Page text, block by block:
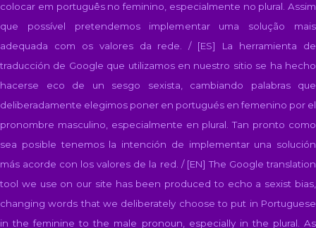
colocar em português no feminino, especialmente no plural. Assim
que possível pretendemos implementar uma solução mais
adequada com os valores da rede. / [ES]
La herramienta de
traducción de Google que utilizamos en nuestro sitio se ha hecho
hacerse eco de un sesgo sexista, cambiando palabras que
deliberadamente elegimos poner en portugués en femenino por el
pronombre masculino, especialmente en plural. Tan pronto como
sea posible tenemos la intención de implementar una solución
más acorde con los valores de la red. / [EN]The Google translation
tool we use on our site has been produced to echo a sexist bias,
changing words that we deliberately choose to put in Portuguese
in the feminine to the male pronoun, especially in the plural. As